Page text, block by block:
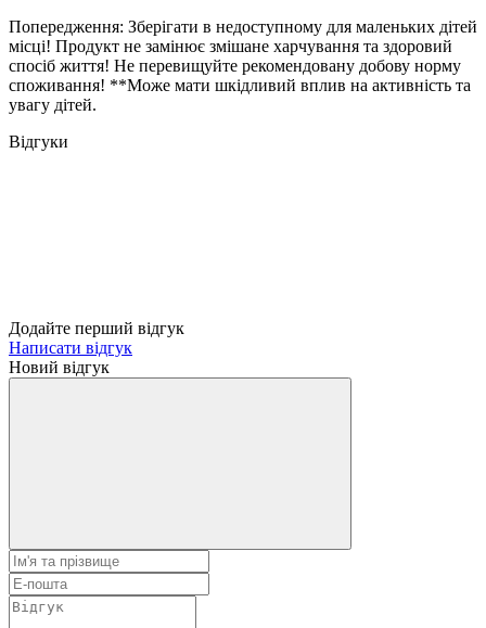
Попередження: Зберігати в недоступному для маленьких дітей
місці! Продукт не замінює змішане харчування та здоровий
спосіб життя! Не перевищуйте рекомендовану добову норму
споживання! **Може мати шкідливий вплив на активність та
увагу дітей.
Відгуки
Додайте перший відгук
Написати відгук
Новий відгук